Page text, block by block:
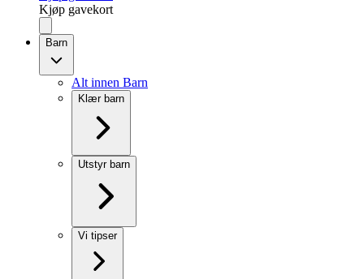
Kjøp gavekort
Barn
Alt innen Barn
Klær barn
Utstyr barn
Vi tipser